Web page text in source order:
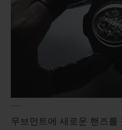
무브먼트에 새로운 핸즈를